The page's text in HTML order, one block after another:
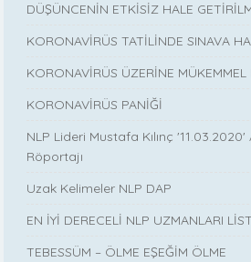
DÜŞÜNCENİN ETKİSİZ HALE
KORONAVİRÜS TATİLİNDE SINAVA
KORONAVİRÜS ÜZERİNE
KORONAVİRÜS PANİĞİ
NLP Lideri Mustafa Kılınç
Röportajı
Uzak Kelimeler NLP DAP
EN İYİ DERECELİ NLP UZMANLARI
TEBESSÜM – ÖLME EŞEĞİM ÖLME